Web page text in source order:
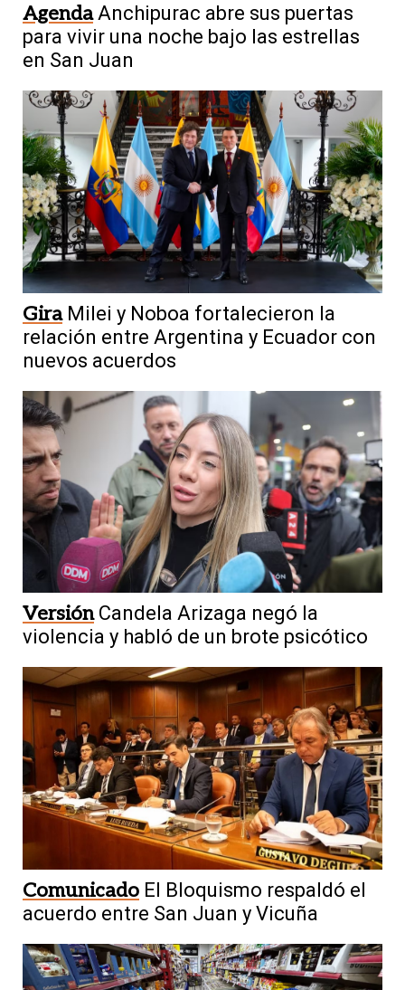
Agenda Anchipurac abre sus puertas
para vivir una noche bajo las estrellas
en San Juan
Gira Milei y Noboa fortalecieron la
relación entre Argentina y Ecuador con
nuevos acuerdos
Versión Candela Arizaga negó la
violencia y habló de un brote psicótico
Comunicado El Bloquismo respaldó el
acuerdo entre San Juan y Vicuña